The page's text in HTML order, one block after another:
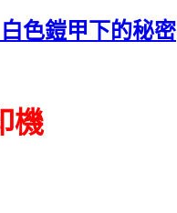
色鎧甲下的秘密
機